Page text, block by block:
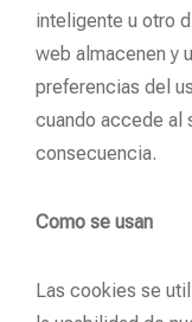
inteligente u otro
web almacenen y
preferencias del
cuando accede al
consecuencia.
Como se usan
Las cookies se